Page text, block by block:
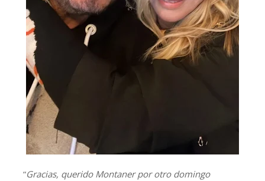
“Gracias, querido Montaner por otro domingo